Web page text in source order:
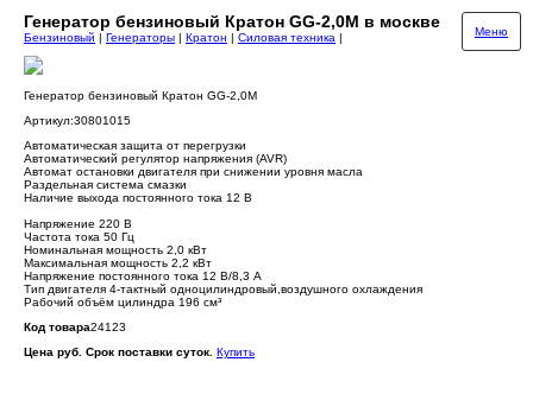
Генератор бензиновый Кратон GG-2,0М в москве
Меню
Бензиновый | Генераторы | Кратон | Силовая техника |
Генератор бензиновый Кратон GG-2,0М
Артикул:30801015
Автоматическая защита от перегрузки
Автоматический регулятор напряжения (AVR)
Автомат остановки двигателя при снижении уровня масла
Раздельная система смазки
Наличие выхода постоянного тока 12 В
Напряжение 220 В
Частота тока 50 Гц
Номинальная мощность 2,0 кВт
Максимальная мощность 2,2 кВт
Напряжение постоянного тока 12 В/8,3 А
Тип двигателя 4-тактный одноцилиндровый,воздушного охлаждения
Рабочий объём цилиндра 196 см³
Код товара24123
Цена руб. Срок поставки суток. Купить